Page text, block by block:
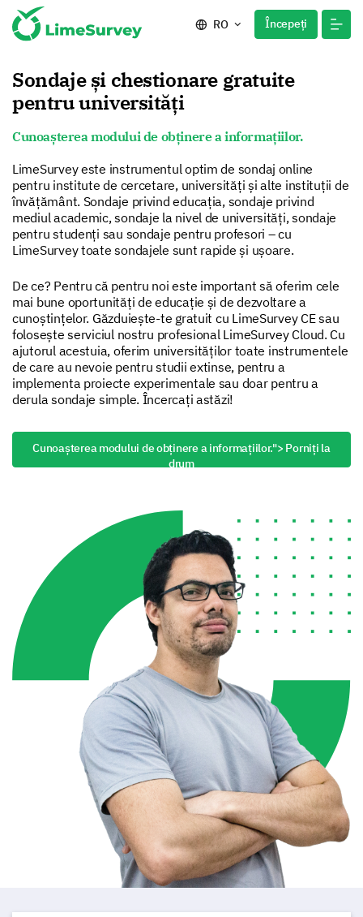
RO Începeți
Sondaje și chestionare gratuite
pentru universități
Cunoașterea modului de obținere a informațiilor.
LimeSurvey este instrumentul optim de sondaj online
pentru institute de cercetare, universități și alte instituții de
învățământ. Sondaje privind educația, sondaje privind
mediul academic, sondaje la nivel de universități, sondaje
pentru studenți sau sondaje pentru profesori – cu
LimeSurvey toate sondajele sunt rapide și ușoare.
De ce? Pentru că pentru noi este important să oferim cele
mai bune oportunități de educație și de dezvoltare a
cunoștințelor. Găzduiește-te gratuit cu LimeSurvey CE sau
folosește serviciul nostru profesional LimeSurvey Cloud. Cu
ajutorul acestuia, oferim universităților toate instrumentele
de care au nevoie pentru studii extinse, pentru a
implementa proiecte experimentale sau doar pentru a
derula sondaje simple. Încercați astăzi!
Cunoașterea modului de obținere a informațiilor."> Porniți la
drum